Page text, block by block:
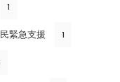
1
緊急支援 1